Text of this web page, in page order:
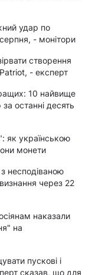
удар по
- монітори
створення
- експерт
10 найвище
останні десять
як українською
монети
несподіваною
через 22
наказали
на
пускові і
сказав, що для